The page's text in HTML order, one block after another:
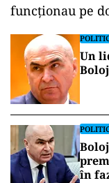
funcționau pe
Un
în